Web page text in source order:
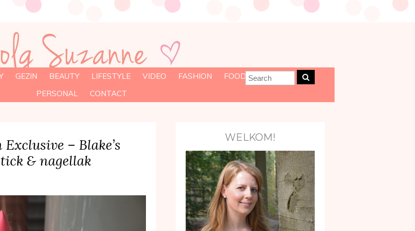
GEZIN BEAUTY LIFESTYLE VIDEO FASHION
FOOD
PERSONAL
CONTACT
– Blake’s
& nagellak
WELKOM!